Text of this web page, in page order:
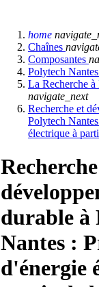
home
Chaînes
Composantes
Polytech Nantes
La Recherche
navigate_next
Recherche et
Polytech
électrique à
durable à
Nantes :
d'énergie